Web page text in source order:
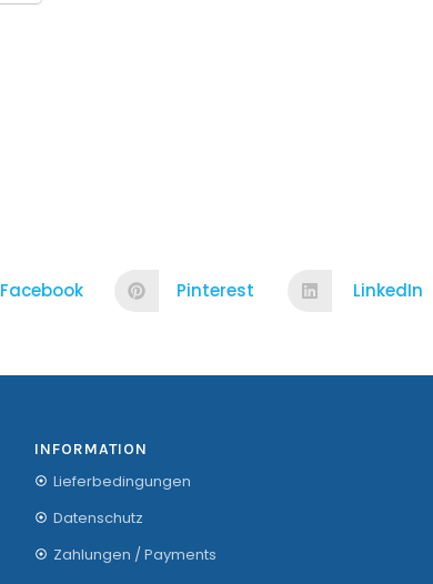
Facebook Pinterest LinkedIn
INFORMATION
Lieferbedingungen
Datenschutz
Zahlungen / Payments